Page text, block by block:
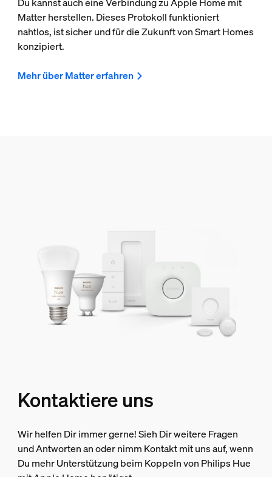
Matter herstellen. Dieses Protokoll funktioniert
nahtlos, ist sicher und für die Zukunft von Smart Homes
konzipiert.
Mehr über Matter erfahren
Kontaktiere uns
Wir helfen Dir immer gerne! Sieh Dir weitere Fragen
und Antworten an oder nimm Kontakt mit uns auf, wenn
Du mehr Unterstützung beim Koppeln von Philips Hue